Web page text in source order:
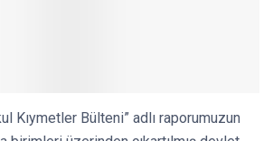
Kıymetler Bülteni” adlı raporumuzun